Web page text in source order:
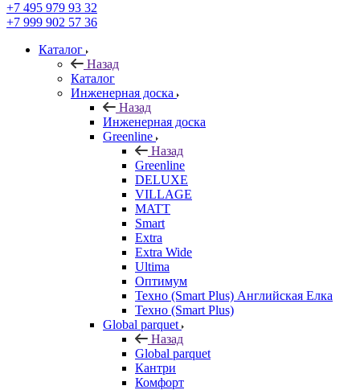
+7 495 979 93 32
+7 999 902 57 36
Каталог
Назад
Каталог
Инженерная доска
Назад
Инженерная доска
Greenline
Назад
Greenline
DELUXE
VILLAGE
MATT
Smart
Extra
Extra Wide
Ultima
Оптимум
Техно (Smart Plus) Английская Елка
Техно (Smart Plus)
Global parquet
Назад
Global parquet
Кантри
Комфорт